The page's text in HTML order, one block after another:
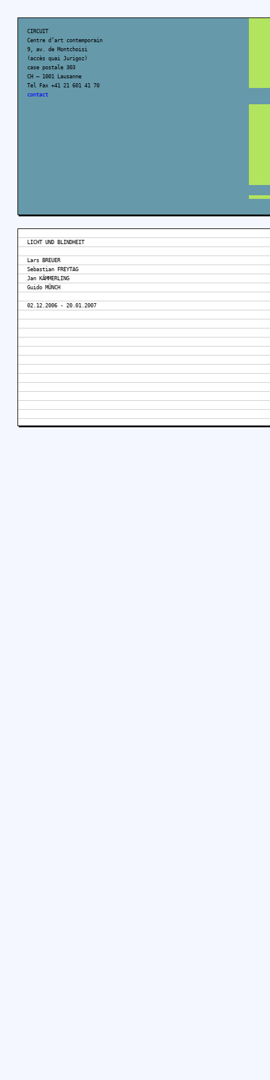
CIRCUIT
Centre d’art contemporain
9, av. de Montchoisi
(accès quai Jurigoz)
case postale 303
CH – 1001 Lausanne
Tel Fax +41 21 601 41 70
contact
LICHT UND BLINDHEIT
Lars BREUER
Sebastian FREYTAG
Jan KÄMMERLING
Guido MÜNCH
02.12.2006 - 20.01.2007